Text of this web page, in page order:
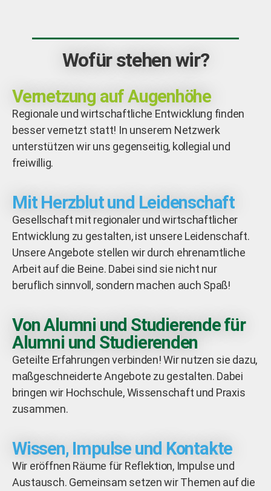
Wofür stehen wir?
Vernetzung auf Augenhöhe
Regionale und wirtschaftliche Entwicklung finden
besser vernetzt statt! In unserem Netzwerk
unterstützen wir uns gegenseitig, kollegial und
freiwillig.
Gesellschaft mit regionaler und wirtschaftlicher
Entwicklung zu gestalten, ist unsere Leidenschaft.
Unsere Angebote stellen wir durch ehrenamtliche
Arbeit auf die Beine. Dabei sind sie nicht nur
beruflich sinnvoll, sondern machen auch Spaß!
Mit Herzblut und Leidenschaft
Von Alumni und Studierende für
Alumni und Studierenden
Geteilte Erfahrungen verbinden! Wir nutzen sie dazu,
maßgeschneiderte Angebote zu gestalten. Dabei
bringen wir Hochschule, Wissenschaft und Praxis
zusammen.
Wissen, Impulse und Kontakte
Wir eröffnen Räume für Reflektion, Impulse und
Austausch. Gemeinsam setzen wir Themen auf die